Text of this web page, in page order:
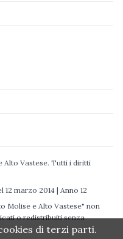
Vastese. Tutti i diritti
marzo 2014 | Anno 12
Molise e Alto Vastese" non
o redistribuiti senza
di terzi parti.